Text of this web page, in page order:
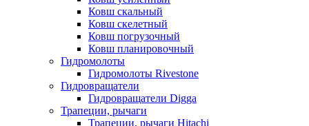
Ковш скальный
Ковш скелетный
Ковш погрузочный
Ковш планировочный
Гидромолоты
Гидромолоты Rivestone
Гидровращатели
Гидровращатели Digga
Трапеции, рычаги
Трапеции, рычаги Hitachi